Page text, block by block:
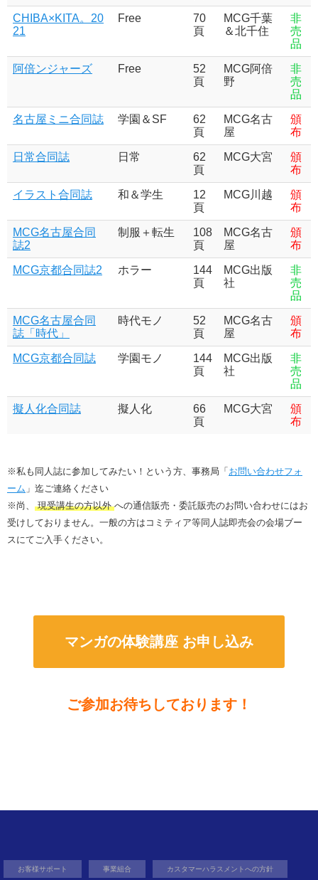
CHIBA×KITA。20
21
Free
70
頁
MCG千葉
＆北千住
非
売
品
阿倍ンジャーズ Free
52
頁
MCG阿倍
野
非
売
品
名古屋ミニ合同誌 学園＆SF
62
頁
MCG名古
屋
頒
布
日常合同誌 日常
62
頁
MCG大宮
頒
布
イラスト合同誌 和＆学生
12
頁
MCG川越
頒
布
MCG名古屋合同
誌2
制服＋転生
108
頁
MCG名古
屋
頒
布
MCG京都合同誌2 ホラー
144
頁
MCG出版
社
非
売
品
MCG名古屋合同
誌「時代」
時代モノ
52
頁
MCG名古
屋
頒
布
MCG京都合同誌 学園モノ
144
頁
MCG出版
社
非
売
品
擬人化合同誌 擬人化
66
頁
MCG大宮
頒
布
※私も同人誌に参加してみたい！という方、事務局「お問い合わせフォ
ーム 」迄ご連絡ください
※尚、 現受講生の方以外への通信販売・委託販売のお問い合わせにはお
受けしておりません。一般の方はコミティア等同人誌即売会の会場ブー
スにてご入手ください。
マンガの体験講座 お申し込み
ご参加お待ちしております！
お客様サポート 事業組合 カスタマーハラスメントへの方針